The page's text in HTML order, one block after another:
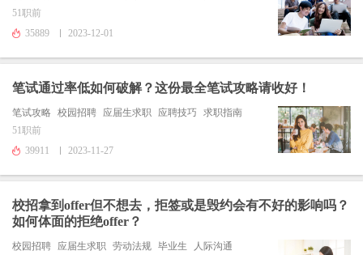
51职前
35889
2023-12-01
笔试通过率低如何破解？这份最全笔试攻略请收好！
笔试攻略 校园招聘 应届生求职 应聘技巧
求职指南
51职前
39911
2023-11-27
校招拿到offer但不想去，拒签或是毁约会有不好的影响吗？
如何体面的拒绝offer？
校园招聘 应届生求职 劳动法规 毕业生
人际沟通